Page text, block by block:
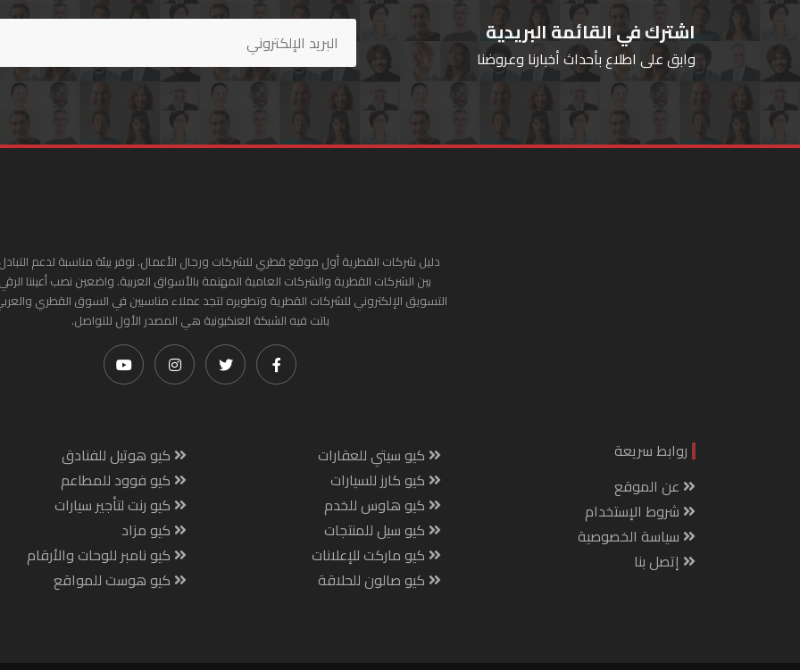
اشترك في القائمة البريدية
وابق على اطلاع بأحداث أخبارنا وعروضنا
دليل شركات القطرية أول موقع قطري للشركات ورجال الأعمال. نوفر بيئة مناسبة لدعم
بين الشركات القطرية والشركات العامية المهتمة بالأسواق العربية. واضعين نصب أعيننا
التسويق الإلكتروني للشركات القطرية وتطويره لتجد عملاء مناسبين في السوق القطري
باتت فيه الشبكة العنكبونية هي المصدر الأول للتواصل.
روابط سريعة
عن الموقع
شروط الإستخدام
سياسة الخصوصية
إتصل بنا
كيو سيتي للعقارات
كيو كارز للسيارات
كيو هاوس للخدم
كيو سيل للمنتجات
كيو ماركت للإعلانات
كيو صالون للحلاقة
كيو هوتيل للفنادق
كيو فوود للمطاعم
كيو رنت لتأجير سيارات
كيو مزاد
كيو نامبر للوحات والأرقام
كيو هوست للمواقع